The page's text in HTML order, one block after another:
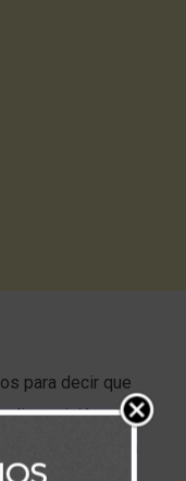
para decir que
disposición a
si alguna